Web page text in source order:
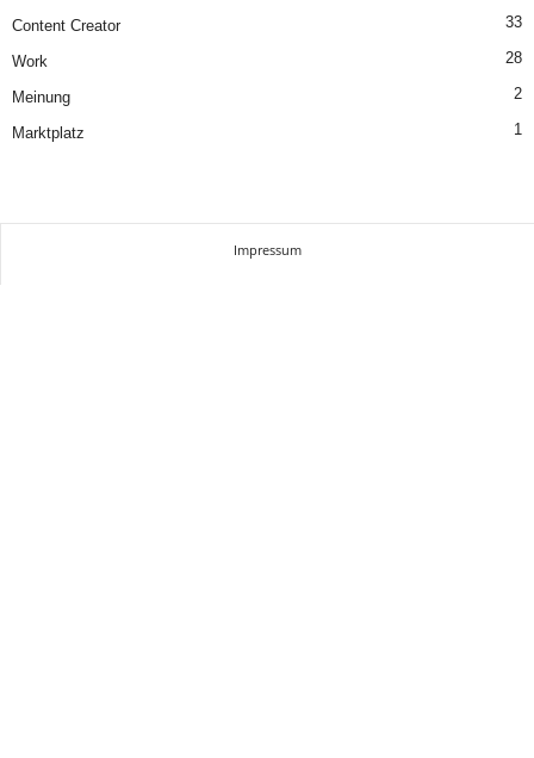
Content Creator 33
Work 28
Meinung 2
Marktplatz 1
Impressum